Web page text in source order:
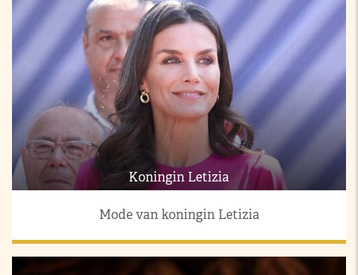
Koningin Letizia
Mode van koningin Letizia